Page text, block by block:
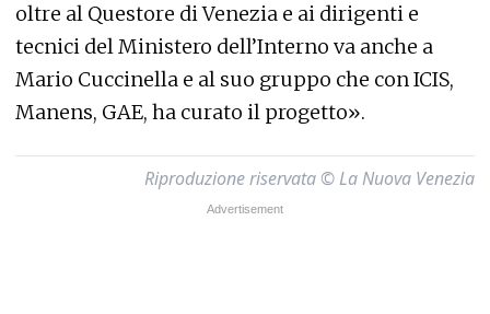
oltre al Questore di Venezia e ai dirigenti e
tecnici del Ministero dell’Interno va anche a
Mario Cuccinella e al suo gruppo che con ICIS,
Manens, GAE, ha curato il progetto».
Riproduzione riservata © La Nuova Venezia